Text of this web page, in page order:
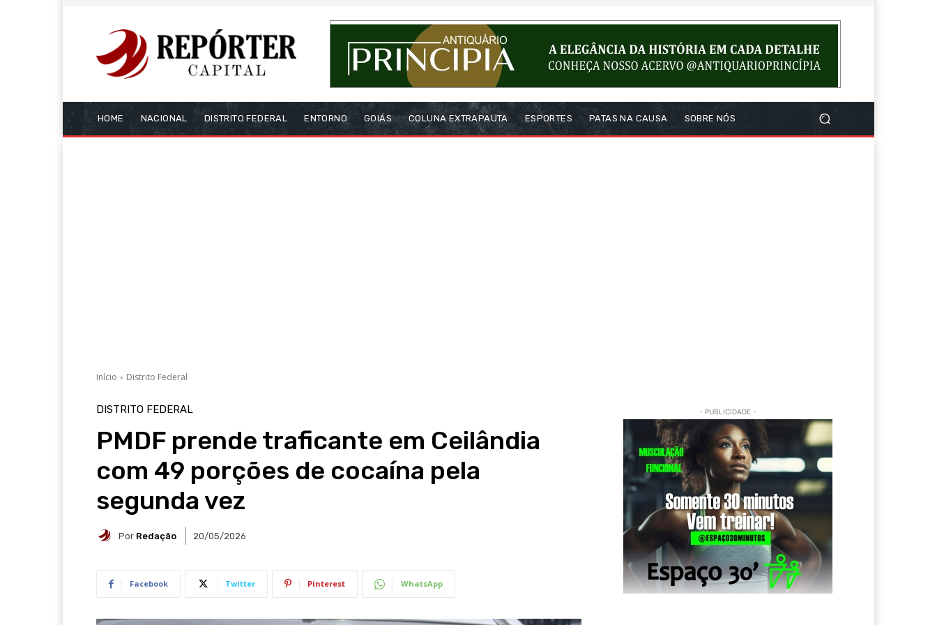
HOME NACIONAL DISTRITO FEDERAL ENTORNO GOIÁS COLUNA EXTRAPAUTA ESPORTES PATAS NA CAUSA SOBRE NÓS
Início Distrito Federal
DISTRITO FEDERAL
PMDF prende traficante em Ceilândia
com 49 porções de cocaína pela
segunda vez
Por Redação 20/05/2026
Facebook Twitter Pinterest WhatsApp
- PUBLICIDADE -